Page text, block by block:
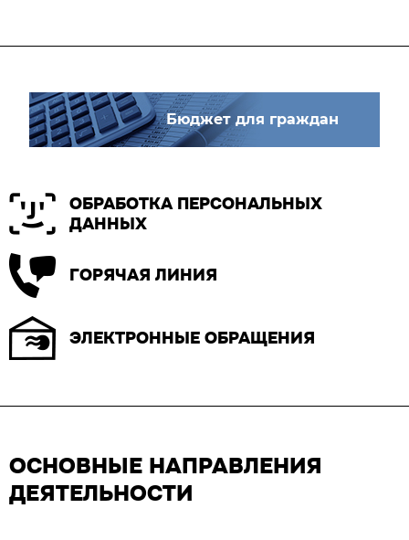
Бюджет для граждан
ОБРАБОТКА ПЕРСОНАЛЬНЫХ
ДАННЫХ
ГОРЯЧАЯ ЛИНИЯ
ЭЛЕКТРОННЫЕ ОБРАЩЕНИЯ
ОСНОВНЫЕ НАПРАВЛЕНИЯ
ДЕЯТЕЛЬНОСТИ